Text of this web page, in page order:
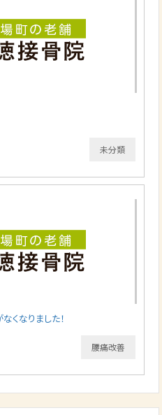
未分類
くなりました！
腰痛改善